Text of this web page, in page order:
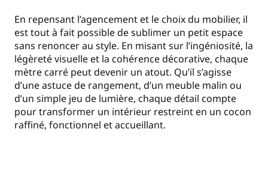
En repensant l’agencement et le choix du mobilier, il
est tout à fait possible de sublimer un petit espace
sans renoncer au style. En misant sur l’ingéniosité, la
légèreté visuelle et la cohérence décorative, chaque
mètre carré peut devenir un atout. Qu’il s’agisse
d’une astuce de rangement, d’un meuble malin ou
d’un simple jeu de lumière, chaque détail compte
pour transformer un intérieur restreint en un cocon
raffiné, fonctionnel et accueillant.